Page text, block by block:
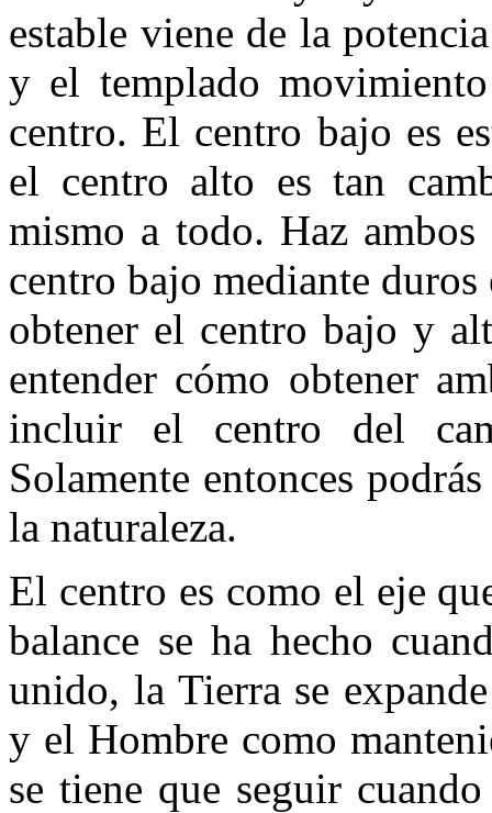
estable viene de la
y el templado
centro. El centro bajo es
el centro alto es tan
mismo a todo. Haz ambos
centro bajo mediante
obtener el centro bajo y
entender cómo obtener
incluir el centro del
Solamente entonces
la naturaleza.
El centro es como el eje
balance se ha hecho
unido, la Tierra se
y el Hombre como
se tiene que seguir